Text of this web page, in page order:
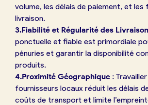
volume, les délais de paiement, et les
livraison.
3.Fiabilité et Régularité des
ponctuelle et fiable est primordiale
pénuries et garantir la disponibilité
produits.
4.Proximité Géographique :
fournisseurs locaux réduit les délais
coûts de transport et limite